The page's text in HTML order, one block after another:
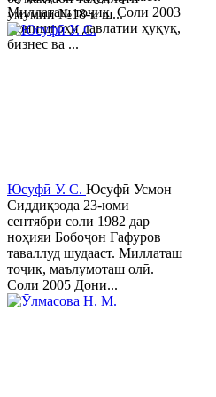
Миллаташ тоҷик. Соли 2003
Донишгоҳи давлатии ҳуқуқ,
бизнес ва ...
умумии №18-и ш...
Юсуфӣ У. C. Юсуфӣ Усмон
Сиддиқзода 23-юми
сентябри соли 1982 дар
ноҳияи Бобоҷон Ғафуров
таваллуд шудааст. Миллаташ
тоҷик, маълумоташ олӣ.
Соли 2005 Дони...